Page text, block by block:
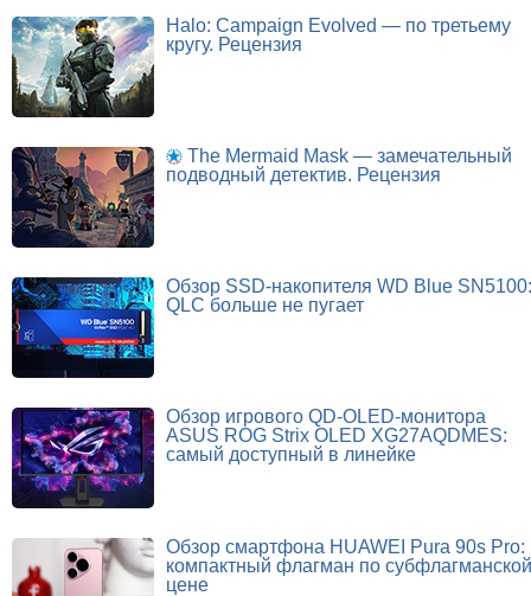
Halo: Campaign Evolved — по третьему
кругу. Рецензия
The Mermaid Mask — замечательный
подводный детектив. Рецензия
Обзор SSD-накопителя WD Blue SN5100:
QLC больше не пугает
Обзор игрового QD-OLED-монитора
ASUS ROG Strix OLED XG27AQDMES:
самый доступный в линейке
Обзор смартфона HUAWEI Pura 90s Pro:
компактный флагман по субфлагманской
цене